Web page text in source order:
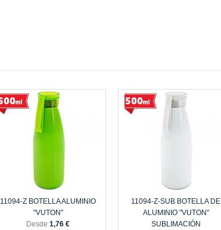
11094-Z BOTELLA ALUMINIO
"VUTON"
Desde1,76 €
11094-Z-SUB BOTELLA DE
ALUMINIO "VUTON"
SUBLIMACIÓN